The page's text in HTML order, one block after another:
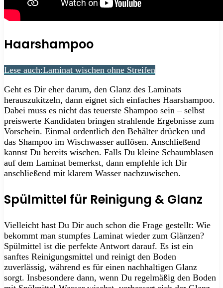
Haarshampoo
Lese auch:Laminat wischen ohne Streifen
Geht es Dir eher darum, den Glanz des Laminats
herauszukitzeln, dann eignet sich einfaches Haarshampoo.
Dabei muss es nicht das teuerste Shampoo sein – selbst
preiswerte Kandidaten bringen strahlende Ergebnisse zum
Vorschein. Einmal ordentlich den Behälter drücken und
das Shampoo im Wischwasser auflösen. Anschließend
kannst Du bereits wischen. Falls Du kleine Schaumblasen
auf dem Laminat bemerkst, dann empfehle ich Dir
anschließend mit klarem Wasser nachzuwischen.
Spülmittel für Reinigung & Glanz
Vielleicht hast Du Dir auch schon die Frage gestellt: Wie
bekommt man stumpfes Laminat wieder zum Glänzen?
Spülmittel ist die perfekte Antwort darauf. Es ist ein
sanftes Reinigungsmittel und reinigt den Boden
zuverlässig, während es für einen nachhaltigen Glanz
sorgt. Insbesondere dann, wenn Du regelmäßig den Boden